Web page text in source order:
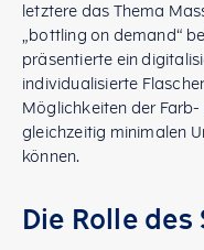
letztere das Thema
„bottling on demand“
präsentierte ein
individualisierte
Möglichkeiten der
gleichzeitig minimalen
können.
Die Rolle